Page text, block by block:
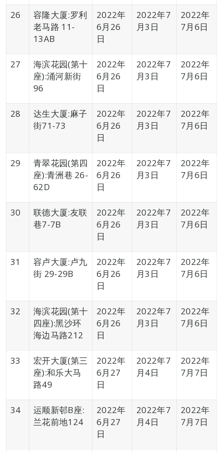
26
容隆大厦:罗利
老马路 11-
13AB
2022年
6月26
日
2022年7
月3日
2022年
7月6日
27
海滨花园(第十
座):涌河新街
96
2022年
6月26
日
2022年7
月3日
2022年
7月6日
28
达生大厦:麻子
街71-73
2022年
6月26
日
2022年7
月3日
2022年
7月6日
29
青翠花园(第四
座):青洲巷 26-
62D
2022年
6月26
日
2022年7
月3日
2022年
7月6日
30
联德大厦:友联
巷7-7B
2022年
6月26
日
2022年7
月3日
2022年
7月6日
31
容卢大厦:卢九
街 29-29B
2022年
6月26
日
2022年7
月3日
2022年
7月6日
32
海滨花园(第十
四座):黑沙环
海边马路212
2022年
6月26
日
2022年7
月3日
2022年
7月6日
33
宏开大厦(第三
座):和乐大马
路49
2022年
6月27
日
2022年7
月4日
2022年
7月7日
34
运顺新邨B座:
兰花前地124
2022年
6月27
日
2022年7
月4日
2022年
7月7日